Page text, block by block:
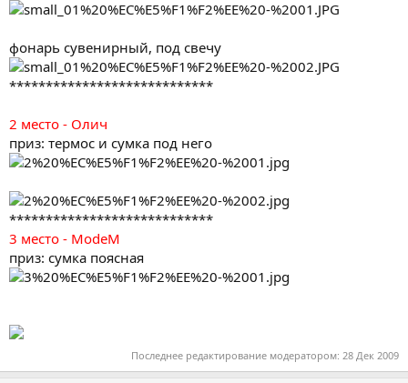
фонарь сувенирный, под свечу
****************************
2 место - Олич
приз: термос и сумка под него
****************************
3 место - ModeM
приз: сумка поясная
Последнее редактирование модератором: 28 Дек 2009